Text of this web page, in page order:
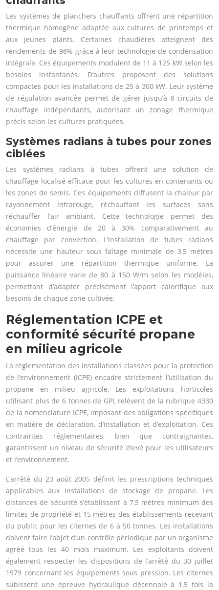
Les systèmes de planchers chauffants offrent une répartition
thermique homogène adaptée aux cultures de printemps et
aux jeunes plants. Certaines chaudières atteignent des
rendements de 98% grâce à leur technologie de condensation
intégrale. Ces équipements modulent de 11 à 125 kW selon les
besoins instantanés. D’autres proposent des solutions
compactes pour les installations de 25 à 300 kW. Leur système
de régulation avancée permet de gérer jusqu’à 8 circuits de
chauffage indépendants, autorisant un zonage thermique
précis selon les cultures pratiquées.
Systèmes radians à tubes pour zones
ciblées
Les systèmes radians à tubes offrent une solution de
chauffage localisé efficace pour les cultures en contenants ou
les zones de semis. Ces équipements diffusent la chaleur par
rayonnement infrarouge, réchauffant les surfaces sans
réchauffer l’air ambiant. Cette technologie permet des
économies d’énergie de 20 à 30% comparativement au
chauffage par convection. L’installation de tubes radians
nécessite une hauteur sous faîtage minimale de 3,5 mètres
pour assurer une répartition thermique uniforme. La
puissance linéaire varie de 80 à 150 W/m selon les modèles,
permettant d’adapter précisément l’apport calorifique aux
besoins de chaque zone cultivée.
Réglementation ICPE et
conformité sécurité propane
en milieu agricole
La réglementation des installations classées pour la protection
de l’environnement (ICPE) encadre strictement l’utilisation du
propane en milieu agricole. Les exploitations horticoles
utilisant plus de 6 tonnes de GPL relèvent de la rubrique 4330
de la nomenclature ICPE, imposant des obligations spécifiques
en matière de déclaration, d’installation et d’exploitation. Ces
contraintes réglementaires, bien que contraignantes,
garantissent un niveau de sécurité élevé pour les utilisateurs
et l’environnement.
L’arrêté du 23 août 2005 définit les prescriptions techniques
applicables aux installations de stockage de propane. Les
distances de sécurité s’établissent à 7,5 mètres minimum des
limites de propriété et 15 mètres des établissements recevant
du public pour les citernes de 6 à 50 tonnes. Les installations
doivent faire l’objet d’un contrôle périodique par un organisme
agréé tous les 40 mois maximum. Les exploitants doivent
également respecter les dispositions de l’arrêté du 30 juillet
1979 concernant les équipements sous pression. Les citernes
subissent une épreuve hydraulique décennale à 1,5 fois la